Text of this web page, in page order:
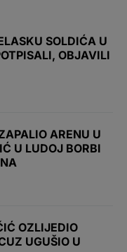
SOLDIĆA U
OBJAVILI
ARENU U
U LUDOJ BORBI
OZLIJEDIO
UGUŠIO U